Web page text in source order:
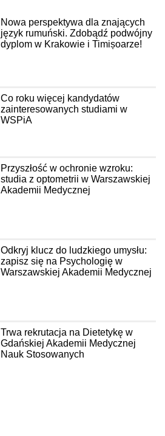
Nowa perspektywa dla znających
język rumuński. Zdobądź podwójny
dyplom w Krakowie i Timișoarze!
Co roku więcej kandydatów
zainteresowanych studiami w
WSPiA
Przyszłość w ochronie wzroku:
studia z optometrii w Warszawskiej
Akademii Medycznej
Odkryj klucz do ludzkiego umysłu:
zapisz się na Psychologię w
Warszawskiej Akademii Medycznej
Trwa rekrutacja na Dietetykę w
Gdańskiej Akademii Medycznej
Nauk Stosowanych